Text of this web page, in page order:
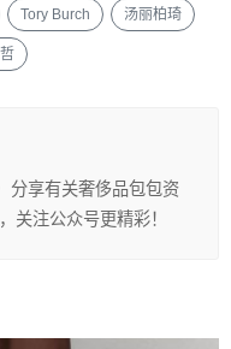
Tory Burch 汤丽柏琦
分享有关奢侈品包包资
关注公众号更精彩！